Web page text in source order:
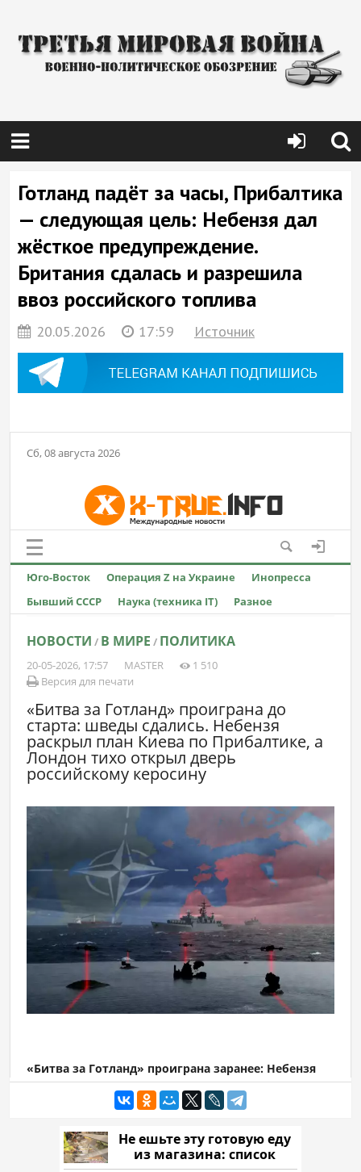
Готланд падёт за часы, Прибалтика
— следующая цель: Небензя дал
жёсткое предупреждение.
Британия сдалась и разрешила
ввоз российского топлива
20.05.2026 17:59 Источник
Не ешьте эту готовую еду
из магазина: список